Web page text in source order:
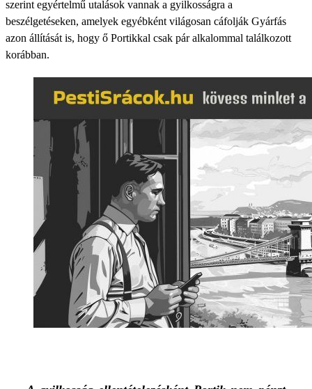
szerint egyértelmű utalások vannak a gyilkosságra a
beszélgetéseken, amelyek egyébként világosan cáfolják Gyárfás
azon állítását is, hogy ő Portikkal csak pár alkalommal találkozott
korábban.